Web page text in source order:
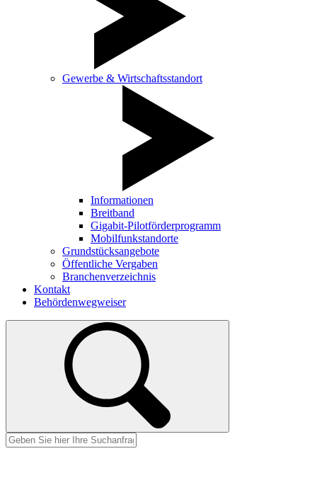
Gewerbe & Wirtschaftsstandort
Informationen
Breitband
Gigabit-Pilotförderprogramm
Mobilfunkstandorte
Grundstücksangebote
Öffentliche Vergaben
Branchenverzeichnis
Kontakt
Behördenwegweiser